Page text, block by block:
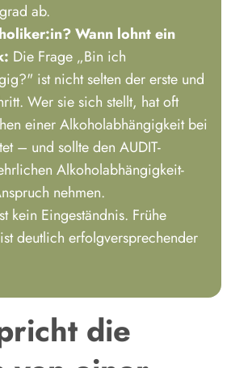
ab.
Wann lohnt ein
Die Frage „Bin ich
ist nicht selten der erste und
Wer sie sich stellt, hat oft
einer Alkoholabhängigkeit bei
– und sollte den AUDIT-
Alkoholabhängigkeit-
nehmen.
kein Eingeständnis. Frühe
deutlich erfolgversprechender
die